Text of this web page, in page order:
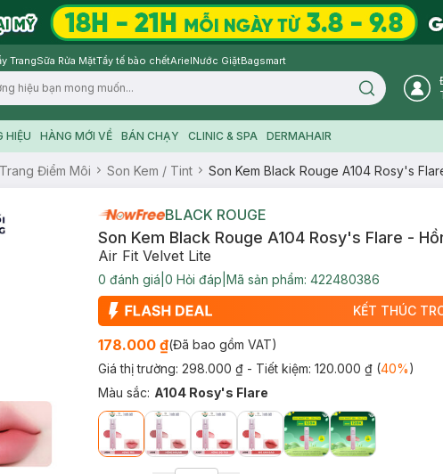
TrangSữa Rửa MặtTẩy tế bào chếtArielNước GiặtBagsmart
Search icon
HIỆU HÀNG MỚI VỀ BÁN CHẠY CLINIC & SPA DERMAHAIR
Trang Điểm Môi Son Kem / Tint Son Kem Black Rouge A104 Rosy's
BLACK ROUGE
Son Kem Black Rouge A104 Rosy's Flare -
Air Fit Velvet Lite
0 đánh giá 0 Hỏi đáp Mã sản phẩm: 422480386
KẾT THÚC
178.000 ₫(Đã bao gồm VAT)
Giá thị trường: 298.000 ₫ - Tiết kiệm: 120.000 ₫(40%)
Màu sắc: A104 Rosy's Flare